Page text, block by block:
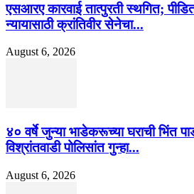
एसआरए कारवाई तात्पुरती स्थगित;
न्यायासाठी क्रांतिवीर सेनेचा...
August 6, 2026
४० वर्षे जुन्या भाडेकरूच्या घराची भिंत
विश्रांतवाडी पोलिसांत गुन्हा...
August 6, 2026